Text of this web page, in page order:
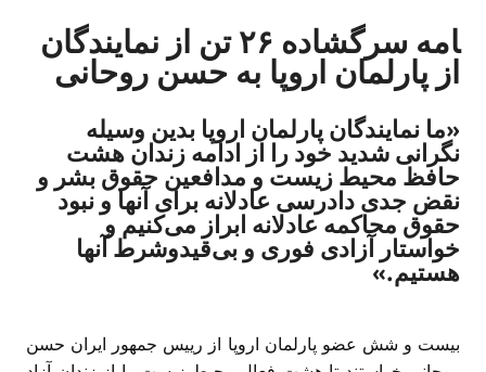
امه سرگشاده ۲۶ تن از نمایندگان
از پارلمان اروپا به حسن روحانی
«ما نمایندگان پارلمان اروپا بدین وسیله
نگرانی شدید خود را از ادامه‌ زندان هشت
حافظ محیط زیست و مدافعین حقوق بشر و
نقض جدی دادرسی عادلانه برای آنها و نبود
حقوق محاکمه عادلانه ابراز می‌کنیم و
خواستار آزادی فوری و بی‌قیدوشرط آنها
هستیم.»
بیست و شش عضو پارلمان اروپا از رییس جمهور ایران حسن